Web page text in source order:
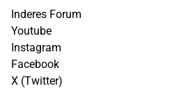
Inderes Forum
Youtube
Instagram
Facebook
X (Twitter)